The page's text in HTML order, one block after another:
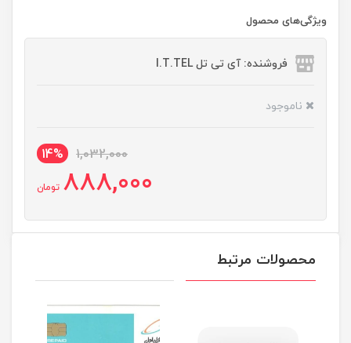
ویژگی‌های محصول
فروشنده: آی تی تل I.T.TEL
ناموجود
1,032,000
14%
888,000 تومان
محصولات مرتبط